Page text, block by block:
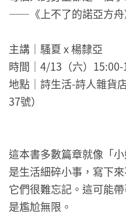
——《上不了的諾亞方舟
主講｜騷夏 x 楊隸亞
時間｜4/13（六）15:00-
地點｜詩生活-詩人雜貨
37號）
這本書多數篇章就像「
是生活細碎小事，寫下
它們很難忘記。這可能
是尷尬無限。